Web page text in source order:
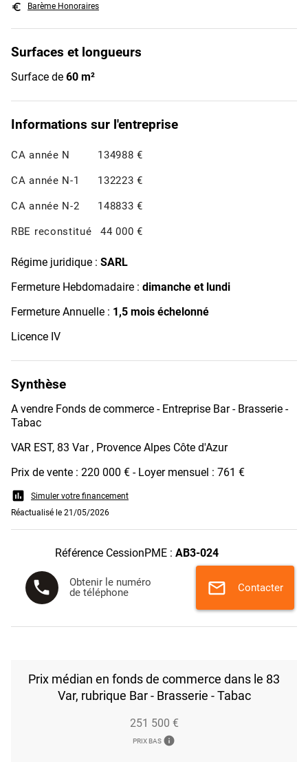
euro_symbol Barème Honoraires
Surfaces et longueurs
Surface de 60 m²
Informations sur l'entreprise
CA année N 134988 €
CA année N-1 132223 €
CA année N-2 148833 €
RBE reconstitué 44 000 €
Régime juridique : SARL
Fermeture Hebdomadaire : dimanche et lundi
Fermeture Annuelle : 1,5 mois échelonné
Licence IV
Synthèse
A vendre Fonds de commerce - Entreprise Bar - Brasserie -
Tabac
VAR EST, 83 Var , Provence Alpes Côte d'Azur
Prix de vente : 220 000 € - Loyer mensuel : 761 €
assessment
Simuler votre financement
Réactualisé le 21/05/2026
Référence CessionPME : AB3-024
phone
Obtenir le numéro
de téléphone
mail Contacter
Prix médian en fonds de commerce dans le 83
Var, rubrique Bar - Brasserie - Tabac
251 500 €
PRIX BAS info